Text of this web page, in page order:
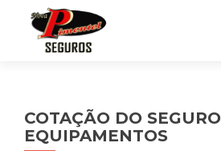
COTAÇÃO DO SEGURO
EQUIPAMENTOS